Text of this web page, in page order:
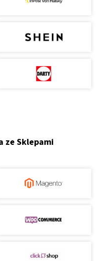
ze Sklepami